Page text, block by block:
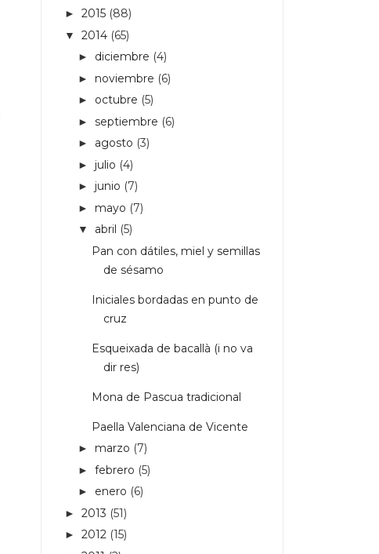
► 2015 (88)
▼ 2014 (65)
► diciembre (4)
► noviembre (6)
► octubre (5)
► septiembre (6)
► agosto (3)
► julio (4)
► junio (7)
► mayo (7)
▼ abril (5)
Pan con dátiles, miel y semillas
de sésamo
Iniciales bordadas en punto de
cruz
Esqueixada de bacallà (i no va
dir res)
Mona de Pascua tradicional
Paella Valenciana de Vicente
► marzo (7)
► febrero (5)
► enero (6)
► 2013 (51)
► 2012 (15)